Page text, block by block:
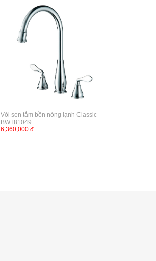
Vòi sen tắm bồn nóng lạnh Classic
BWT81049
6,360,000 đ